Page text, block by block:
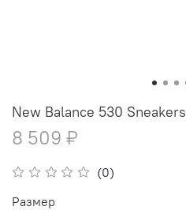
(0)
New Balance 530 Sneakers
8 509 ₽
Размер